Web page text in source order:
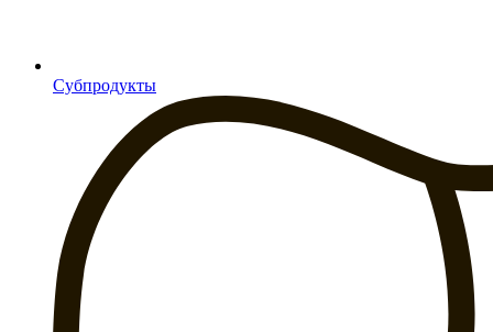
Субпродукты